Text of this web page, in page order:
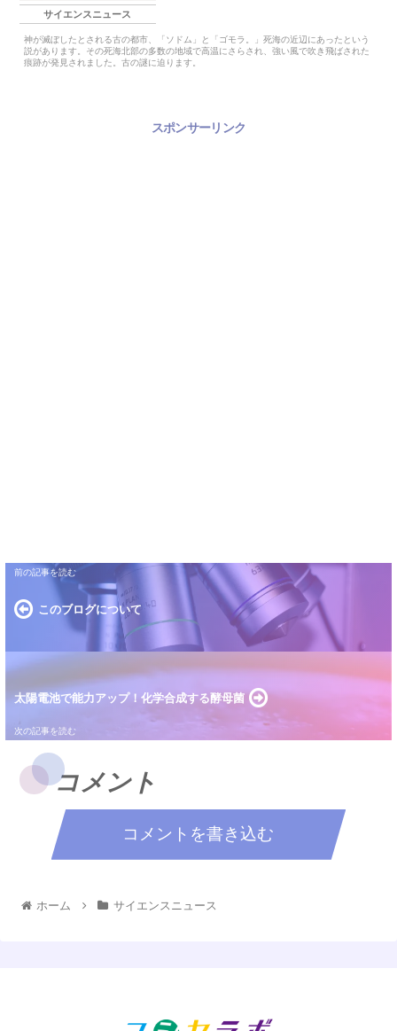
サイエンスニュース
神が滅ぼしたとされる古の都市、「ソドム」と「ゴモラ。」死海の近辺にあったという
説があります。その死海北部の多数の地域で高温にさらされ、強い風で吹き飛ばされた
痕跡が発見されました。古の謎に迫ります。
スポンサーリンク
このブログについて
太陽電池で能力アップ！化学合成する酵母菌
コメント
コメントを書き込む
ホーム サイエンスニュース